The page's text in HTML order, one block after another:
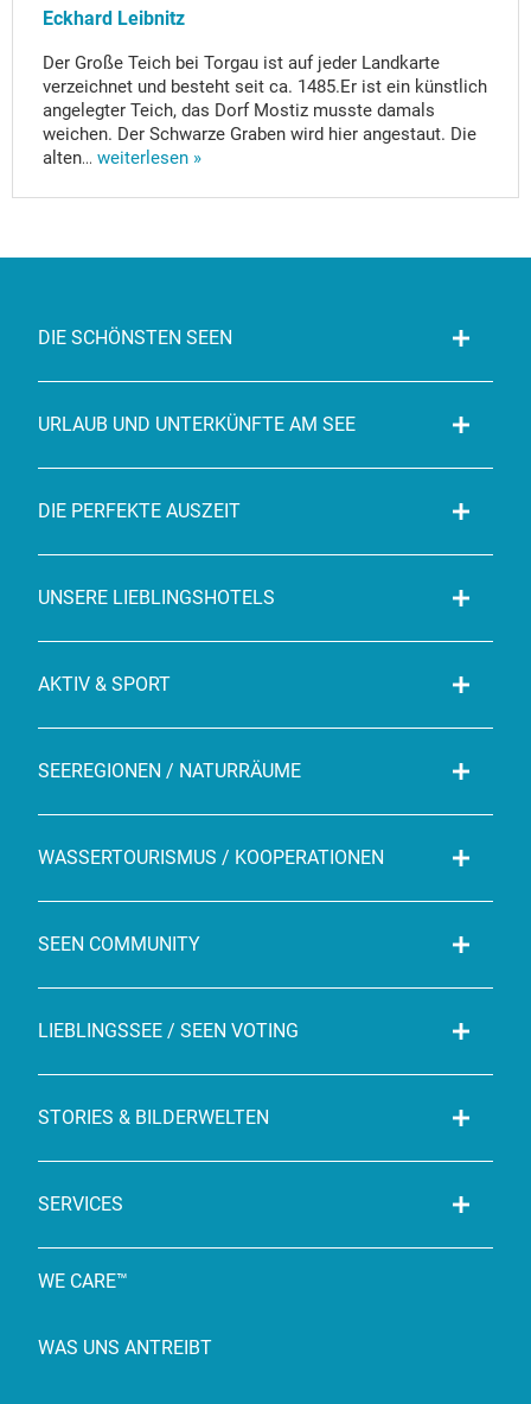
Eckhard Leibnitz
Der Große Teich bei Torgau ist auf jeder Landkarte
verzeichnet und besteht seit ca. 1485.Er ist ein künstlich
angelegter Teich, das Dorf Mostiz musste damals
weichen. Der Schwarze Graben wird hier angestaut. Die
alten... weiterlesen »
DIE SCHÖNSTEN SEEN
URLAUB UND UNTERKÜNFTE AM SEE
DIE PERFEKTE AUSZEIT
UNSERE LIEBLINGSHOTELS
AKTIV & SPORT
SEEREGIONEN / NATURRÄUME
WASSERTOURISMUS / KOOPERATIONEN
SEEN COMMUNITY
LIEBLINGSSEE / SEEN VOTING
STORIES & BILDERWELTEN
SERVICES
WE CARE™
WAS UNS ANTREIBT